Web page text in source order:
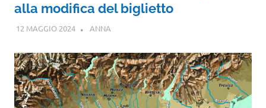
alla modifica del biglietto
12 MAGGIO 2024 ANNA